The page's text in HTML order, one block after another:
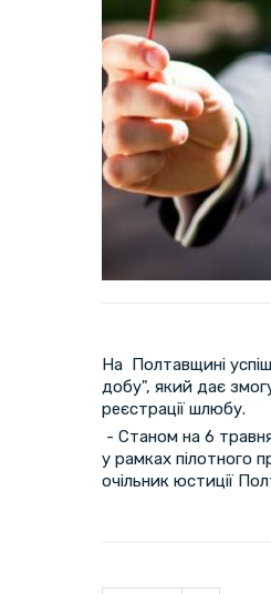
На Полтавщині
добу", який дає
реєстрації шлюбу.
- Станом на 6
у рамках пілотного
очільник юстиції